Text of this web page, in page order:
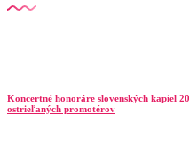
Koncertné honoráre slovenských kapiel
ostrieľaných promotérov